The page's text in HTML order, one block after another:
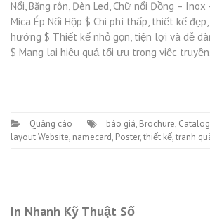
Nổi, Băng rôn, Đèn Led, Chữ nổi Đồng – Inox
Mica Ép Nổi Hộp $ Chi phí thấp, thiết kế
hướng $ Thiết kế nhỏ gọn, tiện lợi và dễ
$ Mang lại hiệu quả tối ưu trong việc
Quảng cáo báo giá, Brochure,
layout Website, namecard, Poster,thiết kế,tranh
In Nhanh Kỹ Thuật Số